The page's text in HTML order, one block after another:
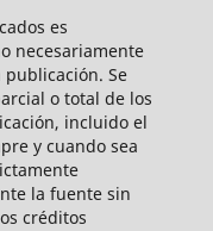
es
necesariamente
Se
o total de los
incluido el
y cuando sea
la fuente sin
créditos